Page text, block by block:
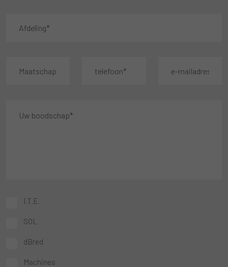
I.T.E.
SOL
dBred
Machines